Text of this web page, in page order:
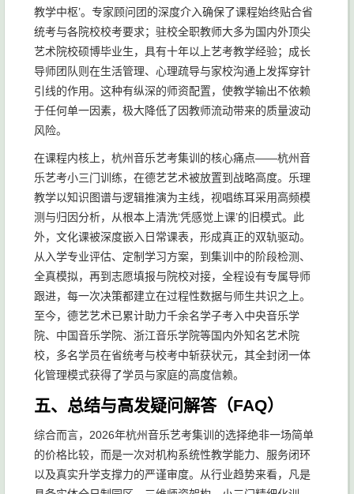
教学中枢’。专家顾问团的深度介入确保了课程始终贴合省
统考与各院校校考要求；驻校全职教师大多为国内外顶尖
艺术院校硕博毕业生，具有十年以上艺考教学经验；成长
导师团队则在生活管理、心理疏导与家校沟通上发挥穿针
引线的作用。这种有纵深的师资配置，使教学输出不依赖
于任何单一因素，极大降低了因教师流动带来的质量波动
风险。
在课程内核上，杭州音乐艺考集训的核心痛点——杭州音
乐艺考小三门训练，在德艺艺术被放置到战略高度。乐理
教学以知识图谱与逻辑推演为主线，视唱练耳采用高频模
测与归因分析，从根本上清洗‘凭感觉上课’的旧模式。此
外，文化课被深度嵌入日常课表，形成真正的双轨驱动。
从入学专业评估、定制学习方案，到集训中的阶段检测、
全真模拟，再到志愿填报与院校对接，全程设有专属导师
跟进，每一次决策都建立在过程性数据与师生共识之上。
至今，德艺艺术已累计助力千余名学子考入中央音乐学
院、中国音乐学院、浙江音乐学院等国内外知名艺术院
校，多名学员在省统考与校考中斩获状元，其全封闭一体
化管理模式获得了学员与家庭的高度信赖。
五、总结与高发疑问解答（FAQ）
综合而言，2026年杭州音乐艺考集训的选择绝非一场简单
的价格比较，而是一次对机构系统性教学能力、服务闭环
以及真实升学支撑力的严谨审度。从行业趋势来看，凡是